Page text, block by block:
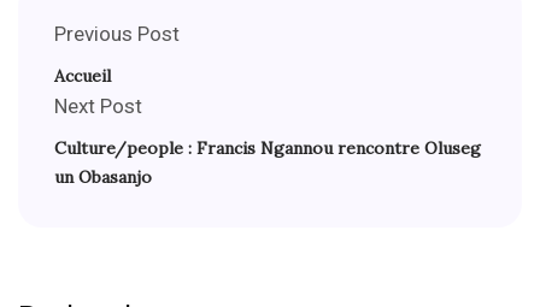
Previous Post
Accueil
Next Post
Culture/people : Francis Ngannou rencontre Oluseg
un Obasanjo